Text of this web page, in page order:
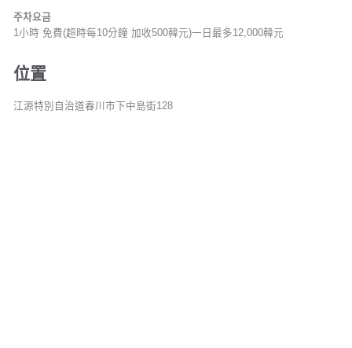
주차요금
1小時 免費(超時每10分鐘 加收500韓元)一日最多12,000韓元
位置
江源特別自治道春川市下中島街128